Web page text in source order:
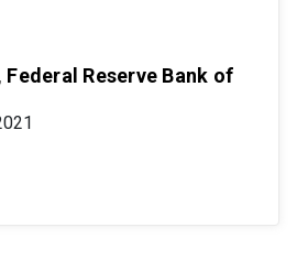
Reserve Bank of